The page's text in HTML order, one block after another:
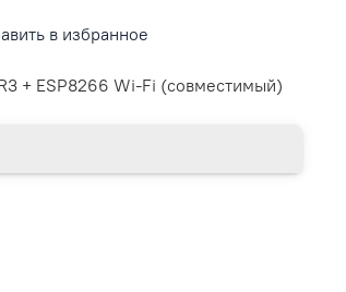
в избранное
+ ESP8266 Wi-Fi (совместимый)